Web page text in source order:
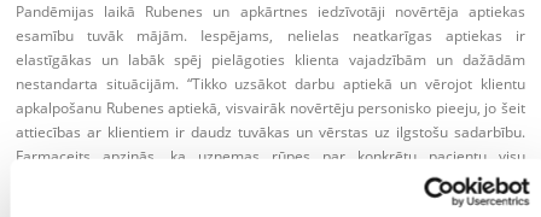
Pandēmijas laikā Rubenes un apkārtnes iedzīvotāji novērtēja aptiekas
esamību tuvāk mājām. Iespējams, nelielas neatkarīgas aptiekas ir
elastīgākas un labāk spēj pielāgoties klienta vajadzībām un dažādām
nestandarta situācijām. “Tikko uzsākot darbu aptiekā un vērojot klientu
apkalpošanu Rubenes aptiekā, visvairāk novērtēju personisko pieeju, jo šeit
attiecības ar klientiem ir daudz tuvākas un vērstas uz ilgstošu sadarbību.
Farmaceits apzinās, ka uzņemas rūpes par konkrētu pacientu visu
ārstēšanās laiku un plāno zāļu pieejamību, balstoties uz konkrēta pacienta
vajadzībām. Rubenes aptiekā ir maz klientu, kas ienāk nejauši vai garām